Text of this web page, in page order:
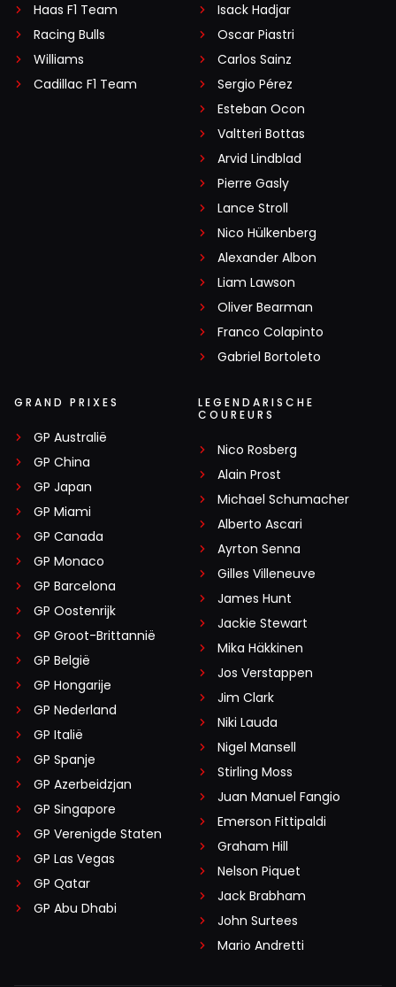
Haas F1 Team
Racing Bulls
Williams
Cadillac F1 Team
Isack Hadjar
Oscar Piastri
Carlos Sainz
Sergio Pérez
Esteban Ocon
Valtteri Bottas
Arvid Lindblad
Pierre Gasly
Lance Stroll
Nico Hülkenberg
Alexander Albon
Liam Lawson
Oliver Bearman
Franco Colapinto
Gabriel Bortoleto
GRAND PRIXES
GP Australië
GP China
GP Japan
GP Miami
GP Canada
GP Monaco
GP Barcelona
GP Oostenrijk
GP Groot-Brittannië
GP België
GP Hongarije
GP Nederland
GP Italië
GP Spanje
GP Azerbeidzjan
GP Singapore
GP Verenigde Staten
GP Las Vegas
GP Qatar
GP Abu Dhabi
LEGENDARISCHE
COUREURS
Nico Rosberg
Alain Prost
Michael Schumacher
Alberto Ascari
Ayrton Senna
Gilles Villeneuve
James Hunt
Jackie Stewart
Mika Häkkinen
Jos Verstappen
Jim Clark
Niki Lauda
Nigel Mansell
Stirling Moss
Juan Manuel Fangio
Emerson Fittipaldi
Graham Hill
Nelson Piquet
Jack Brabham
John Surtees
Mario Andretti